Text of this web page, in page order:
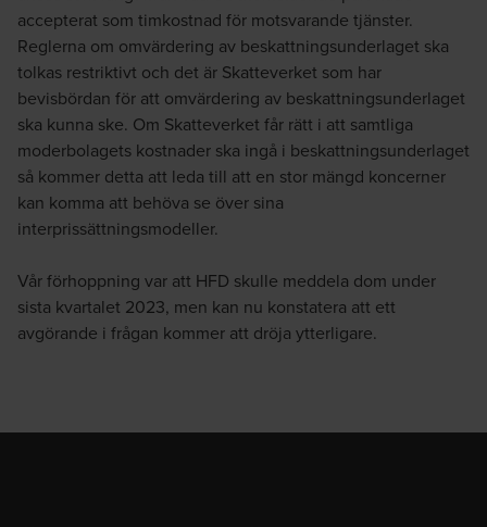
accepterat som timkostnad för motsvarande tjänster.
Reglerna om omvärdering av beskattningsunderlaget ska
tolkas restriktivt och det är Skatteverket som har
bevisbördan för att omvärdering av beskattningsunderlaget
ska kunna ske. Om Skatteverket får rätt i att samtliga
moderbolagets kostnader ska ingå i beskattningsunderlaget
så kommer detta att leda till att en stor mängd koncerner
kan komma att behöva se över sina
interprissättningsmodeller.
Vår förhoppning var att HFD skulle meddela dom under
sista kvartalet 2023, men kan nu konstatera att ett
avgörande i frågan kommer att dröja ytterligare.